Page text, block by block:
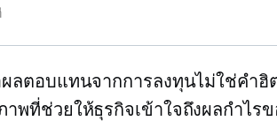
ผลตอบแทนจากการลงทุนไม่ใช่คำ
าพที่ช่วยให้ธุรกิจเข้าใจถึงผลกำไร